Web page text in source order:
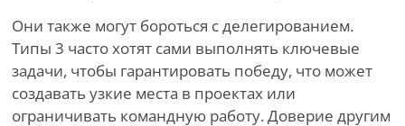
Они также могут бороться с делегированием.
Типы 3 часто хотят сами выполнять ключевые
задачи, чтобы гарантировать победу, что может
создавать узкие места в проектах или
ограничивать командную работу. Доверие другим